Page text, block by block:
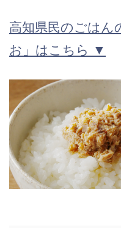
高知県民のごはん
お」はこちら ▼